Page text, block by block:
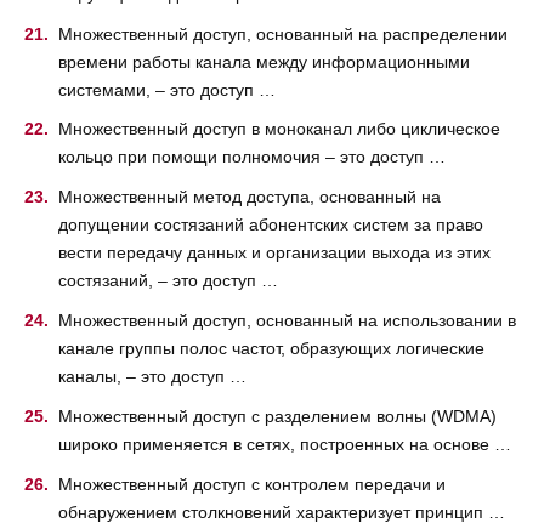
Множественный доступ, основанный на распределении
времени работы канала между информационными
системами, – это доступ …
Множественный доступ в моноканал либо циклическое
кольцо при помощи полномочия – это доступ …
Множественный метод доступа, основанный на
допущении состязаний абонентских систем за право
вести передачу данных и организации выхода из этих
состязаний, – это доступ …
Множественный доступ, основанный на использовании в
канале группы полос частот, образующих логические
каналы, – это доступ …
Множественный доступ с разделением волны (WDMA)
широко применяется в сетях, построенных на основе …
Множественный доступ с контролем передачи и
обнаружением столкновений характеризует принцип …